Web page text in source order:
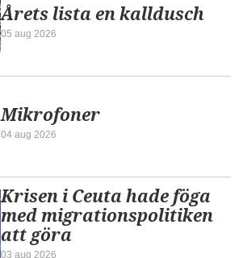
Årets lista en kalldusch
05 aug 2026
Mikrofoner
04 aug 2026
Krisen i Ceuta hade föga
med migrationspolitiken
att göra
03 aug 2026